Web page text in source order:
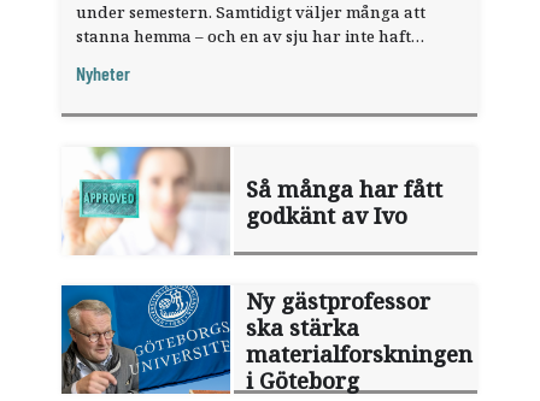
under semestern. Samtidigt väljer många att
stanna hemma – och en av sju har inte haft
fråga".
Nyheter
Så många har fått
godkänt av Ivo
Ny gästprofessor
ska stärka
materialforskningen
i Göteborg